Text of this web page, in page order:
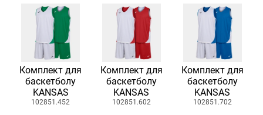
Комплект для
баскетболу
KANSAS
102851.452
Комплект для
баскетболу
KANSAS
102851.602
Комплект для
баскетболу
KANSAS
102851.702